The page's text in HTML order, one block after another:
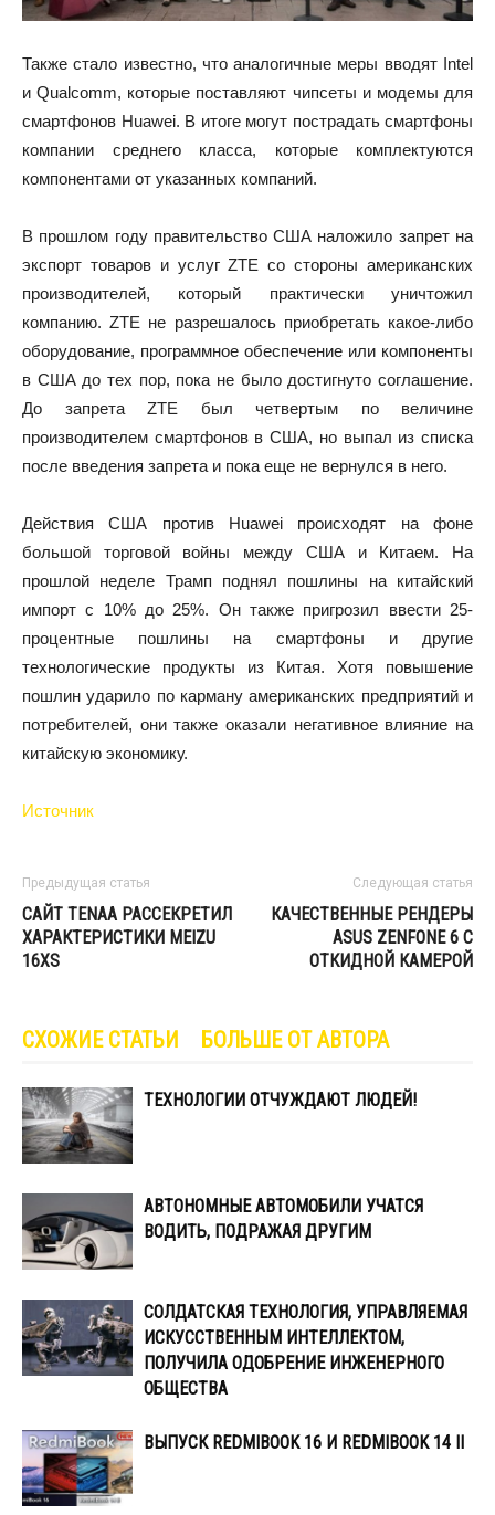
Также стало известно, что аналогичные меры вводят Intel
и Qualcomm, которые поставляют чипсеты и модемы для
смартфонов Huawei. В итоге могут пострадать смартфоны
компании среднего класса, которые комплектуются
компонентами от указанных компаний.
В прошлом году правительство США наложило запрет на
экспорт товаров и услуг ZTE со стороны американских
производителей, который практически уничтожил
компанию. ZTE не разрешалось приобретать какое-либо
оборудование, программное обеспечение или компоненты
в США до тех пор, пока не было достигнуто соглашение.
До запрета ZTE был четвертым по величине
производителем смартфонов в США, но выпал из списка
после введения запрета и пока еще не вернулся в него.
Действия США против Huawei происходят на фоне
большой торговой войны между США и Китаем. На
прошлой неделе Трамп поднял пошлины на китайский
импорт с 10% до 25%. Он также пригрозил ввести 25-
процентные пошлины на смартфоны и другие
технологические продукты из Китая. Хотя повышение
пошлин ударило по карману американских предприятий и
потребителей, они также оказали негативное влияние на
китайскую экономику.
Источник
Предыдущая статья
САЙТ TENAA РАССЕКРЕТИЛ
ХАРАКТЕРИСТИКИ MEIZU
16XS
Следующая статья
КАЧЕСТВЕННЫЕ РЕНДЕРЫ
ASUS ZENFONE 6 С
ОТКИДНОЙ КАМЕРОЙ
СХОЖИЕ СТАТЬИ БОЛЬШЕ ОТ АВТОРА
ТЕХНОЛОГИИ ОТЧУЖДАЮТ ЛЮДЕЙ!
АВТОНОМНЫЕ АВТОМОБИЛИ УЧАТСЯ
ВОДИТЬ, ПОДРАЖАЯ ДРУГИМ
СОЛДАТСКАЯ ТЕХНОЛОГИЯ, УПРАВЛЯЕМАЯ
ИСКУССТВЕННЫМ ИНТЕЛЛЕКТОМ,
ПОЛУЧИЛА ОДОБРЕНИЕ ИНЖЕНЕРНОГО
ОБЩЕСТВА
ВЫПУСК REDMIBOOK 16 И REDMIBOOK 14 II